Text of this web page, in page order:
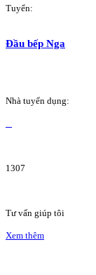
Tuyển:
Đầu bếp Nga
Nhà tuyển dụng:
1307
Tư vấn giúp tôi
Xem thêm